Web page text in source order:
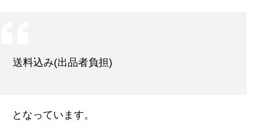
送料込み(出品者負担)
となっています。